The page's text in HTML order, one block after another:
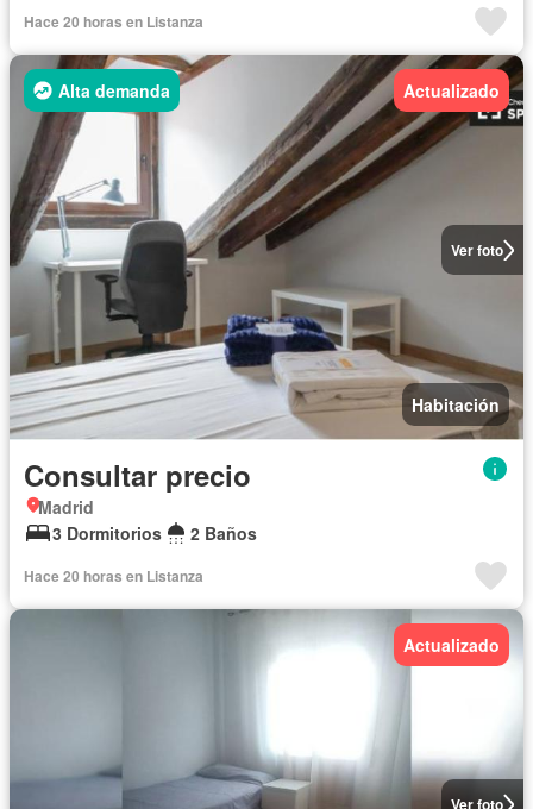
Hace 20 horas en Listanza
Ver foto
Alta demanda Actualizado
Habitación
Consultar precio
Madrid
3 Dormitorios
2 Baños
Hace 20 horas en Listanza
Ver foto
Actualizado